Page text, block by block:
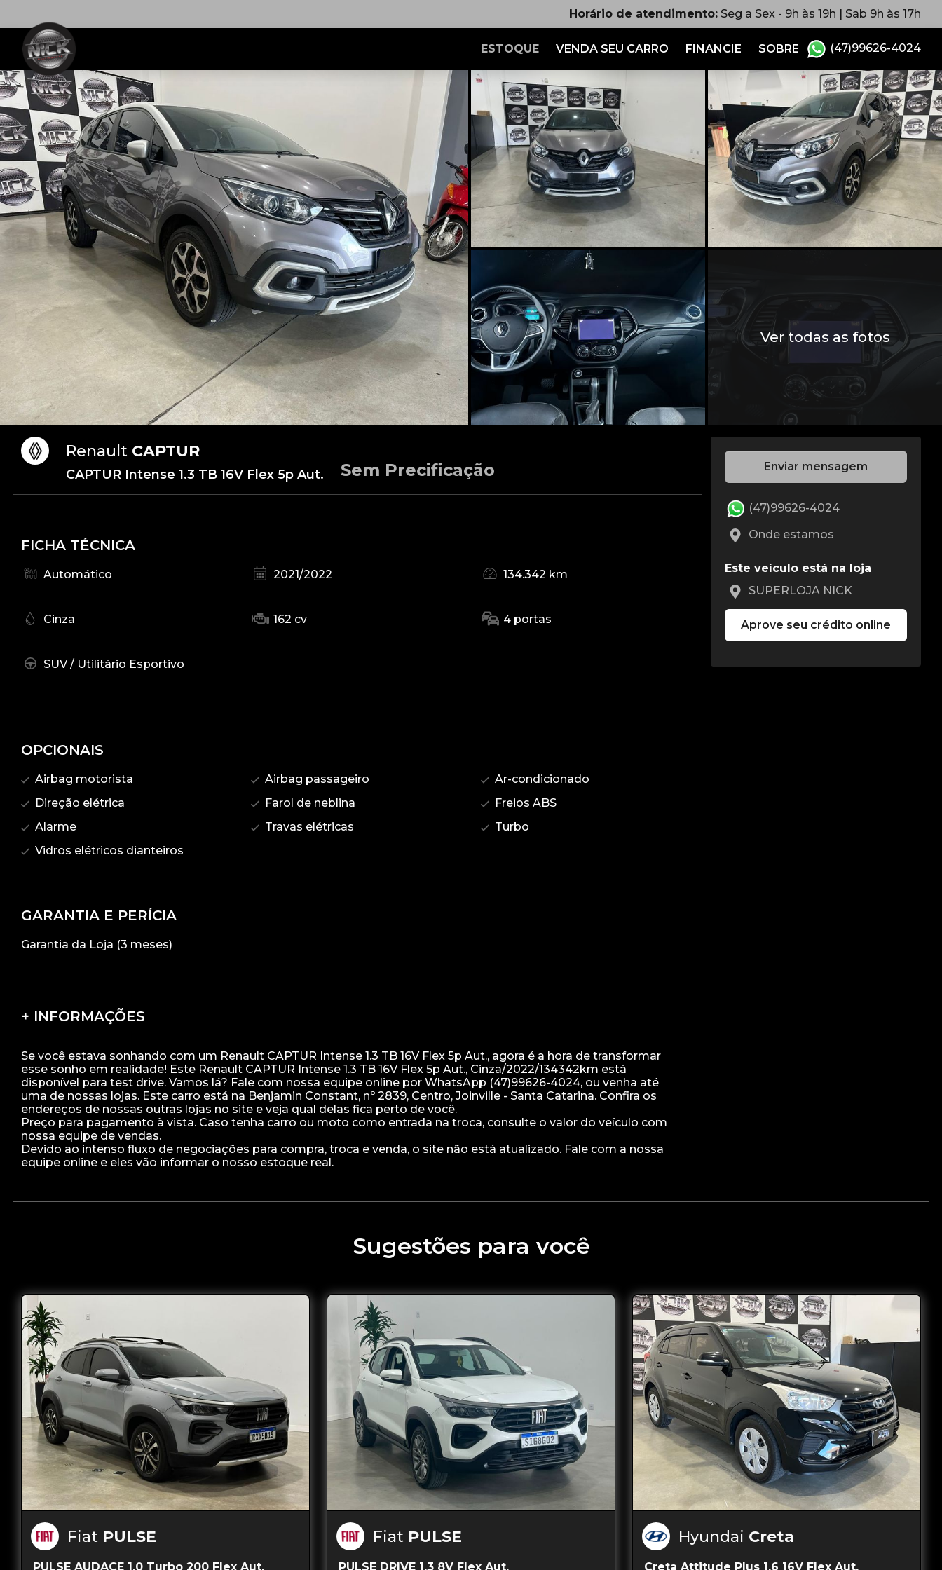
Horário de atendimento: Seg a Sex - 9h às 19h | Sab 9h às 17h
ESTOQUE VENDA SEU CARRO FINANCIE SOBRE (47)99626-4024
Ver todas as fotos
Renault CAPTUR
CAPTUR Intense 1.3 TB 16V Flex 5p Aut. Sem Precificação
FICHA TÉCNICA
Automático 2021/2022 134.342 km
Cinza 162 cv 4 portas
SUV / Utilitário Esportivo
OPCIONAIS
Airbag motorista Airbag passageiro
Ar-condicionado
Direção elétrica
Farol de neblina
Freios ABS
Alarme
Travas elétricas
Turbo
Vidros elétricos dianteiros
GARANTIA E PERÍCIA
Garantia da Loja (3 meses)
+ INFORMAÇÕES
Se você estava sonhando com um Renault CAPTUR Intense 1.3 TB 16V Flex 5p Aut., agora é a hora de transformar
esse sonho em realidade! Este Renault CAPTUR Intense 1.3 TB 16V Flex 5p Aut., Cinza/2022/134342km está
disponível para test drive. Vamos lá? Fale com nossa equipe online por WhatsApp (47)99626-4024, ou venha até
uma de nossas lojas. Este carro está na Benjamin Constant, nº 2839, Centro, Joinville - Santa Catarina. Confira os
endereços de nossas outras lojas no site e veja qual delas fica perto de você.
Preço para pagamento à vista. Caso tenha carro ou moto como entrada na troca, consulte o valor do veículo com
nossa equipe de vendas.
Devido ao intenso fluxo de negociações para compra, troca e venda, o site não está atualizado. Fale com a nossa
Enviar mensagem
(47)99626-4024
Onde estamos
Este veículo está na loja
SUPERLOJA NICK
Aprove seu crédito online
Sugestões para você
Fiat PULSE
PULSE AUDACE 1.0 Turbo 200 Flex Aut.
Fiat PULSE
PULSE DRIVE 1.3 8V Flex Aut.
Hyundai Creta
Creta Attitude Plus 1.6 16V Flex Aut.